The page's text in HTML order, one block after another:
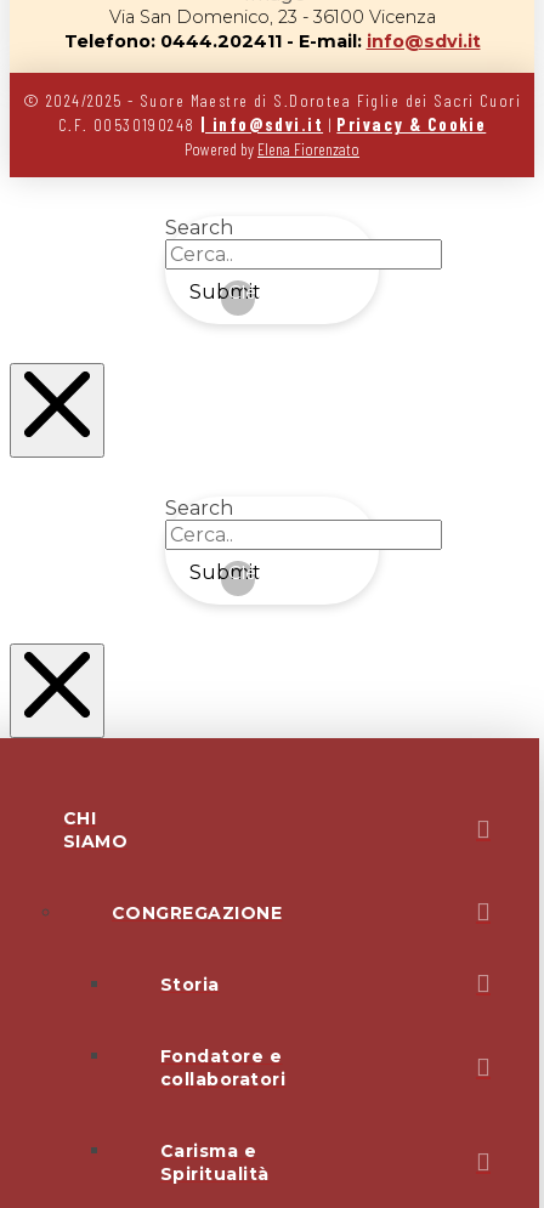
Via San Domenico, 23 - 36100 Vicenza
Telefono: 0444.202411 - E-mail: info@sdvi.it
© 2024/2025 - Suore Maestre di S.Dorotea Figlie dei Sacri Cuori
C.F. 00530190248
| info@sdvi.it | Privacy & Cookie
Powered by Elena Fiorenzato
Search
Submit
Clear
Search
Submit
Clear
CHI
SIAMO
CONGREGAZIONE
Storia
Fondatore e
collaboratori
Carisma e
Spiritualità